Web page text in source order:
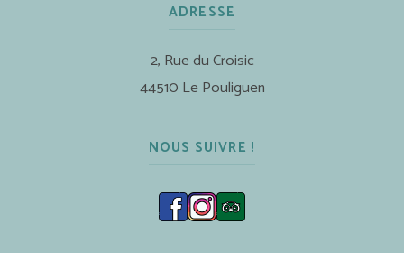
ADRESSE
2, Rue du Croisic
44510 Le Pouliguen
NOUS SUIVRE !